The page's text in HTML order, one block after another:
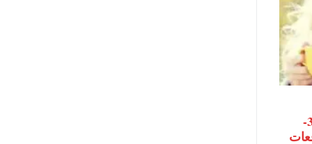
أبراج اليوم الأحد 22-3-